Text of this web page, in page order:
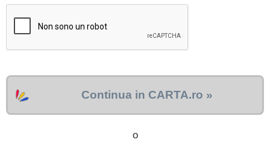
Continua in CARTA.ro »
o